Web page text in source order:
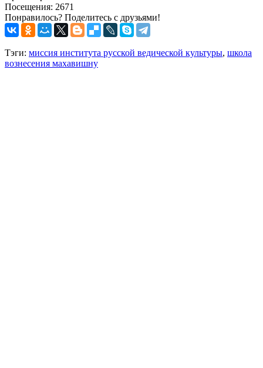
Посещения: 2671
Понравилось? Поделитесь с друзьями!
Тэги: миссия института русской ведической культуры, школа
вознесения махавишну